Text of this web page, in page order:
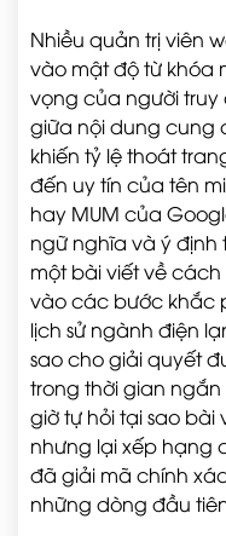
Nhiều quản trị viên
vào mật độ từ khóa
vọng của người truy
giữa nội dung cung
khiến tỷ lệ thoát
đến uy tín của tên
hay MUM của
ngữ nghĩa và ý định
một bài viết về
vào các bước khắc
lịch sử ngành điện
sao cho giải quyết
trong thời gian
giờ tự hỏi tại sao
nhưng lại xếp hạng
đã giải mã chính
những dòng đầu